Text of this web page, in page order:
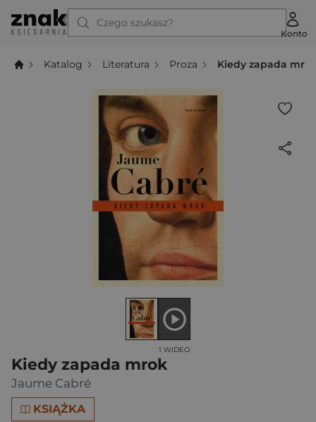
Czego szukasz?
Konto
Katalog Literatura Proza Kiedy zapada
Kiedy zapada mrok
Jaume Cabré
KSIĄŻKA
1 WIDEO